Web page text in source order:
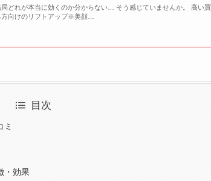
どれが本当に効くのか分からない… そう感じていませんか。 高い買
向けのリフトアップ※美顔…
目次
ミ
・効果